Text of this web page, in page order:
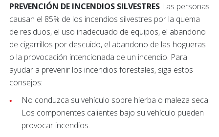
PREVENCIÓN DE INCENDIOS SILVESTRES Las personas
causan el 85% de los incendios silvestres por la quema
de residuos, el uso inadecuado de equipos, el abandono
de cigarrillos por descuido, el abandono de las hogueras
o la provocación intencionada de un incendio. Para
ayudar a prevenir los incendios forestales, siga estos
consejos:
No conduzca su vehículo sobre hierba o maleza seca.
Los componentes calientes bajo su vehículo pueden
provocar incendios.